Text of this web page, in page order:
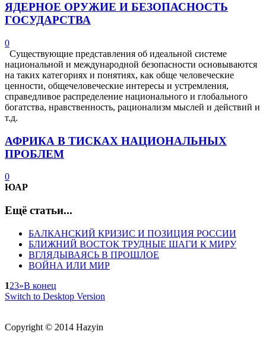
ЯДЕРНОЕ ОРУЖИЕ И БЕЗОПАСНОСТЬ
ГОСУДАРСТВА
0
Существующие представления об идеальной системе
национальной и международной безопасности основываются
на таких категориях и понятиях, как обще человеческие
ценности, общечеловеческие интересы и устремления,
справедливое распределение национального и глобального
богатства, нравственность, рационализм мыслей и действий и
т.д.
АФРИКА В ТИСКАХ НАЦИОНАЛЬНЫХ
ПРОБЛЕМ
0
ЮАР
Ещё статьи...
БАЛКАНСКИЙ КРИЗИС И ПОЗИЦИЯ РОССИИ
БЛИЖНИЙ ВОСТОК ТРУДНЫЕ ШАГИ К МИРУ
ВГЛЯДЫВАЯСЬ В ПРОШЛОЕ
ВОЙНА ИЛИ МИР
123»В конец
Switch to Desktop Version
Copyright © 2014 Hazyin